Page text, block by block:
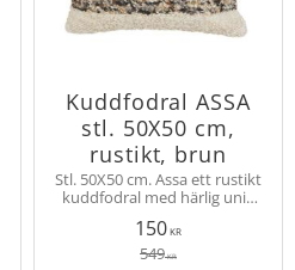
Kuddfodral ASSA
stl. 50X50 cm,
rustikt, brun
Stl. 50X50 cm. Assa ett rustikt
kuddfodral med härlig unik
toner. Baksidan är slät.
150KR
549KR